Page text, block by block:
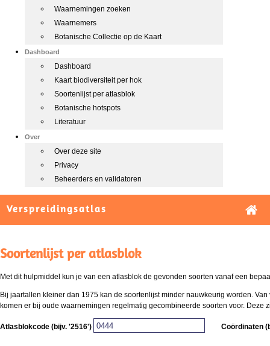
Waarnemingen zoeken
Waarnemers
Botanische Collectie op de Kaart
Dashboard
Dashboard
Kaart biodiversiteit per hok
Soortenlijst per atlasblok
Botanische hotspots
Literatuur
Over
Over deze site
Privacy
Beheerders en validatoren
Verspreidingsatlas
Soortenlijst per atlasblok
Met dit hulpmiddel kun je van een atlasblok de gevonden soorten vanaf een
Bij jaartallen kleiner dan 1975 kan de soortenlijst minder nauwkeurig worden.
komen er bij oude waarnemingen regelmatig gecombineerde soorten voor.
Atlasblokcode (bijv. '2516') Coördinaten